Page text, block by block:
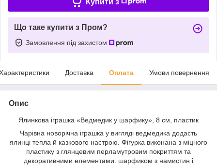
Що таке купити з Пром?
Замовлення під захистом
Доставка Оплата Умови повернення
Опис
Ялинкова іграшка «Ведмедик у шарфику», 8 см, пластик
Чарівна новорічна іграшка у вигляді ведмедика додасть
ялинці тепла й казкового настрою. Фігурка виконана з міцного
пластику з глянцевим перламутровим покриттям та
декоративними елементами: шарфиком з намистин і